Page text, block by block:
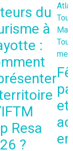
du
à
:
Resa
?
mer
et